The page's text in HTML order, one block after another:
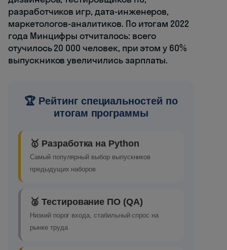
разработчиков игр, дата-инженеров,
маркетологов-аналитиков. По итогам 2022
года Минцифры отчиталось: всего
отучилось 20 000 человек, при этом у 60%
выпускников увеличились зарплаты.
🏆 Рейтинг специальностей по
итогам программы
🥇 Разработка на Python
Самый популярный выбор выпускников
предыдущих наборов
🥈 Тестирование ПО (QA)
Низкий порог входа, стабильный спрос на
рынке труда